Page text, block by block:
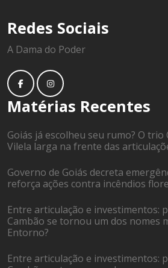
Redes Sociais
A Dama do Poder
Matérias Recentes
Goiás já escolheu seu rumo? O trio
Vilela larga na frente das
Governo de Goiás decreta
reforça ações contra incêndios
Entre articulação e investimentos:
Cambão se tornou um dos nomes
Entorno?
Entre articulação e investimentos: